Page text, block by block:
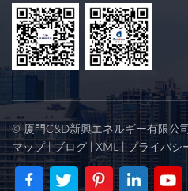
© 厦門C&D新興エネルギー有限公
マップ|ブログ |XML|プライバシ